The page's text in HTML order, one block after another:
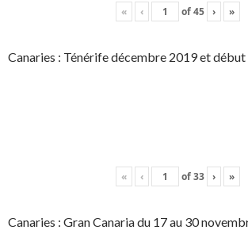
« ‹ of45 › »
Canaries : Ténérife décembre 2019 et
« ‹ of33 › »
Canaries : Gran Canaria du 17 au 30